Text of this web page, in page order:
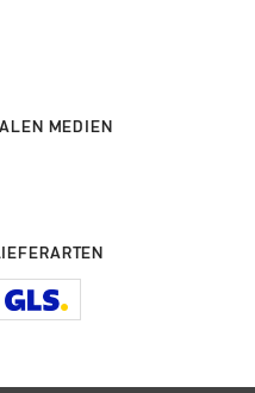
MEDIEN